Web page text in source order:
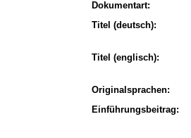
Dokumentart:
Titel (deutsch):
Titel (englisch):
Originalsprachen:
Einführungsbeitrag: